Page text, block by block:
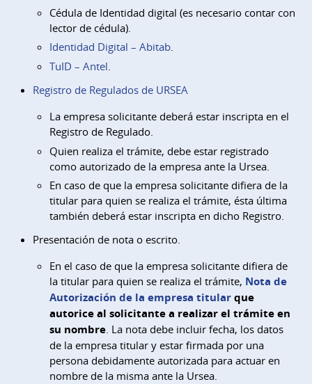
Cédula de Identidad digital (es necesario contar con
lector de cédula).
Identidad Digital – Abitab.
TuID – Antel
Registro de Regulados de URSEA
La empresa solicitante deberá estar inscripta en el
Registro de Regulado.
Quien realiza el trámite, debe estar registrado
como autorizado de la empresa ante la Ursea.
En caso de que la empresa solicitante difiera de la
titular para quien se realiza el trámite, ésta última
también deberá estar inscripta en dicho Registro.
Presentación de nota o escrito.
En el caso de que la empresa solicitante difiera de
la titular para quien se realiza el trámite, Nota de
Autorización de la empresa titularque
autorice al solicitante a realizar el trámite en
su nombre. La nota debe incluir fecha, los datos
de la empresa titular y estar firmada por una
persona debidamente autorizada para actuar en
nombre de la misma ante la Ursea.